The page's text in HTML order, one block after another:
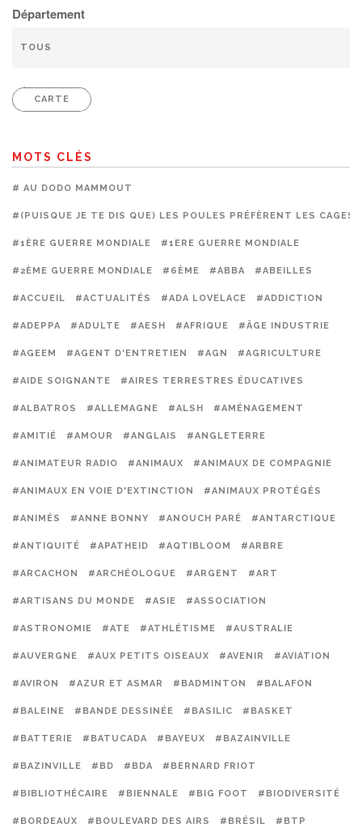
Département
CARTE
MOTS CLÉS
# AU DODO MAMMOUT
#(PUISQUE JE TE DIS QUE) LES POULES PRÉFÈRENT LES CAGES
#1ÈRE GUERRE MONDIALE #1ERE GUERRE MONDIALE
#2ÈME GUERRE MONDIALE #6ÈME #ABBA #ABEILLES
#ACCUEIL #ACTUALITÉS #ADA LOVELACE #ADDICTION
#ADEPPA #ADULTE #AESH #AFRIQUE #ÂGE INDUSTRIE
#AGEEM #AGENT D'ENTRETIEN #AGN #AGRICULTURE
#AIDE SOIGNANTE #AIRES TERRESTRES ÉDUCATIVES
#ALBATROS #ALLEMAGNE #ALSH #AMÉNAGEMENT
#AMITIÉ #AMOUR #ANGLAIS #ANGLETERRE
#ANIMATEUR RADIO #ANIMAUX #ANIMAUX DE COMPAGNIE
#ANIMAUX EN VOIE D'EXTINCTION #ANIMAUX PROTÉGÉS
#ANIMÉS #ANNE BONNY #ANOUCH PARÉ #ANTARCTIQUE
#ANTIQUITÉ #APATHEID #AQTIBLOOM #ARBRE
#ARCACHON #ARCHÉOLOGUE #ARGENT #ART
#ARTISANS DU MONDE #ASIE #ASSOCIATION
#ASTRONOMIE #ATE #ATHLÉTISME #AUSTRALIE
#AUVERGNE #AUX PETITS OISEAUX #AVENIR #AVIATION
#AVIRON #AZUR ET ASMAR #BADMINTON #BALAFON
#BALEINE #BANDE DESSINÉE #BASILIC #BASKET
#BATTERIE #BATUCADA #BAYEUX #BAZAINVILLE
#BAZINVILLE #BD #BDA #BERNARD FRIOT
#BIBLIOTHÉCAIRE #BIENNALE #BIG FOOT #BIODIVERSITÉ
#BORDEAUX #BOULEVARD DES AIRS #BRÉSIL #BTP